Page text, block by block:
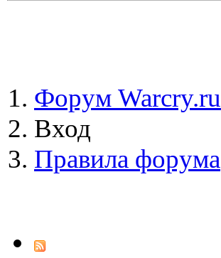
Форум Warcry.ru
Вход
Правила форума